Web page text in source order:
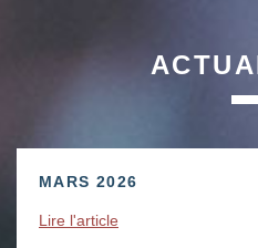
MARS 2026
Lire l'article